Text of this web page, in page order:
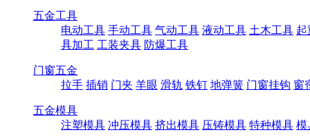
五金工具
电动工具 手动工具 气动工具 液动工具 土木工具 起
具加工 工装夹具 防爆工具
门窗五金
拉手 插销 门夹 羊眼 滑轨 铁钉 地弹簧 门窗挂钩 窗
五金模具
注塑模具 冲压模具 挤出模具 压铸模具 特种模具 模